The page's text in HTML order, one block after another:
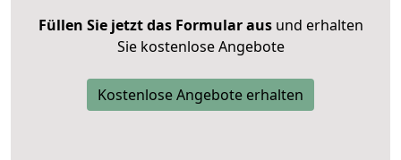
Füllen Sie jetzt das Formular ausund erhalten
Sie kostenlose Angebote
Kostenlose Angebote erhalten